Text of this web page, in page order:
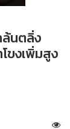
ล้นตลิ่ง
ขงเพิ่มสูง